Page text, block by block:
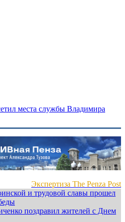
места службы Владимира
Экспертиза The Penza Post
и трудовой славы прошел
поздравил жителей с Днем